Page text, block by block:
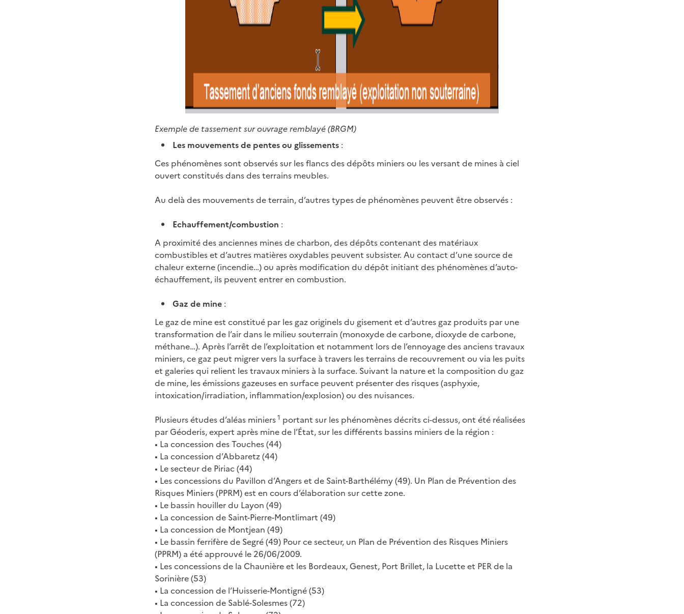
Exemple de tassement sur ouvrage remblayé (BRGM)
Les mouvements de pentes ou glissements :
Ces phénomènes sont observés sur les flancs des dépôts miniers ou les versant de mines à ciel
ouvert constitués dans des terrains meubles.
Au delà des mouvements de terrain, d’autres types de phénomènes peuvent être observés :
Echauffement/combustion :
A proximité des anciennes mines de charbon, des dépôts contenant des matériaux
combustibles et d’autres matières oxydables peuvent subsister. Au contact d’une source de
chaleur externe (incendie…) ou après modification du dépôt initiant des phénomènes d’auto-
échauffement, ils peuvent entrer en combustion.
Gaz de mine :
Le gaz de mine est constitué par les gaz originels du gisement et d’autres gaz produits par une
transformation de l’air dans le milieu souterrain (monoxyde de carbone, dioxyde de carbone,
méthane…). Après l’arrêt de l’exploitation et notamment lors de l’ennoyage des anciens travaux
miniers, ce gaz peut migrer vers la surface à travers les terrains de recouvrement ou via les puits
et galeries qui relient les travaux miniers à la surface. Suivant la nature et la composition du gaz
de mine, les émissions gazeuses en surface peuvent présenter des risques (asphyxie,
intoxication/irradiation, inflammation/explosion) ou des nuisances.
Plusieurs études d’aléas miniers1 portant sur les phénomènes décrits ci-dessus, ont été réalisées
par Géoderis, expert après mine de l’État, sur les différents bassins miniers de la région :
• La concession des Touches (44)
• La concession d’Abbaretz (44)
• Le secteur de Piriac (44)
• Les concessions du Pavillon d’Angers et de Saint-Barthélémy (49). Un Plan de Prévention des
Risques Miniers (PPRM) est en cours d’élaboration sur cette zone.
• Le bassin houiller du Layon (49)
• La concession de Saint-Pierre-Montlimart (49)
• La concession de Montjean (49)
• Le bassin ferrifère de Segré (49) Pour ce secteur, un Plan de Prévention des Risques Miniers
(PPRM) a été approuvé le 26/06/2009.
• Les concessions de la Chaunière et les Bordeaux, Genest, Port Brillet, la Lucette et PER de la
Sorinière (53)
• La concession de l’Huisserie-Montigné (53)
• La concession de Sablé-Solesmes (72)